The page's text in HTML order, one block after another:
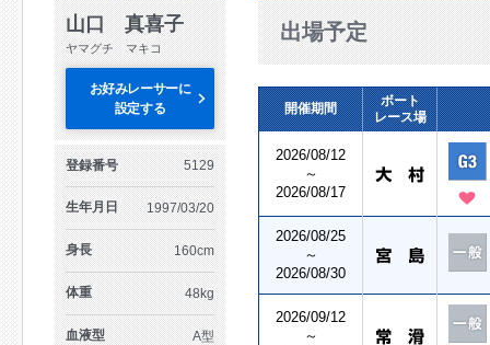
山口 真喜子
ヤマグチ マキコ
お好みレーサーに
設定する
登録番号 5129
生年月日 1997/03/20
身長 160cm
体重 48kg
血液型 A型
出場予定
開催期間
ボート
レース場
2026/08/12
～
2026/08/17
2026/08/25
～
2026/08/30
2026/09/12
～